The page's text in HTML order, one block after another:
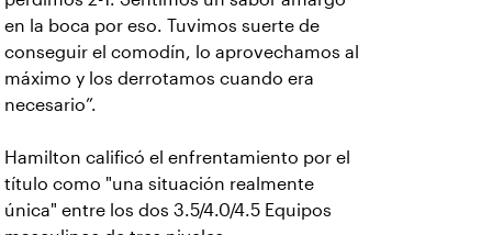
en la boca por eso. Tuvimos suerte de
conseguir el comodín, lo aprovechamos al
máximo y los derrotamos cuando era
necesario”.
Hamilton calificó el enfrentamiento por el
título como "una situación realmente
única" entre los dos 3.5/4.0/4.5 Equipos